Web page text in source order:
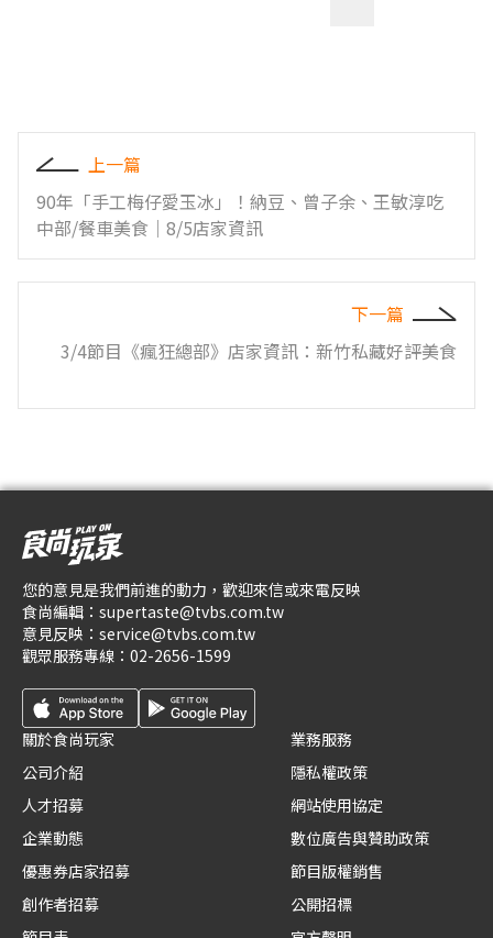
上一篇
90年「手工梅仔愛玉冰」！納豆、曾子余、王敏淳吃
中部/餐車美食｜8/5店家資訊
下一篇
3/4節目《瘋狂總部》店家資訊：新竹私藏好評美食
您的意見是我們前進的動力，歡迎來信或來電反映
食尚編輯： supertaste@tvbs.com.tw
意見反映： service@tvbs.com.tw
觀眾服務專線： 02-2656-1599
關於食尚玩家
公司介紹
人才招募
企業動態
優惠券店家招募
創作者招募
業務服務
隱私權政策
網站使用協定
數位廣告與贊助政策
節目版權銷售
公開招標